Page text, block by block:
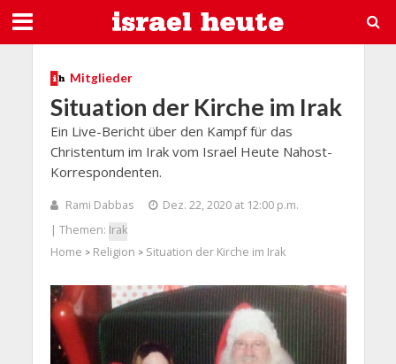
Mitglieder
Situation der Kirche im Irak
Ein Live-Bericht über den Kampf für das
Christentum im Irak vom Israel Heute Nahost-
Korrespondenten.
Rami Dabbas
Dez. 22, 2020 at 12:00 p.m.
| Themen: Irak
Home > Religion > Situation der Kirche im Irak